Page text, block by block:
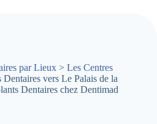
par Lieux > Les Centres
vers Le Palais de la
Dentaires chez Dentimad